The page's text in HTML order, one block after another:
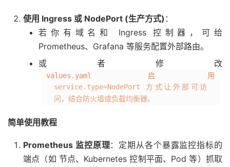
使用 Ingress 或 NodePort (生产方式) ：
若你有域名和 Ingress 控制器，可给
Prometheus、Grafana 等服务配置外部路由。
或者修改
values.yaml 启用
service.type=NodePort 方式让外部可访
问，结合防火墙或负载均衡器。
简单使用教程
Prometheus 监控原理：定期从各个暴露监控指标的
端点（如 节点、Kubernetes 控制平面、Pod 等）抓取